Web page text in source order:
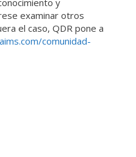
examinar otros
el caso, QDR pone a
comunidad-